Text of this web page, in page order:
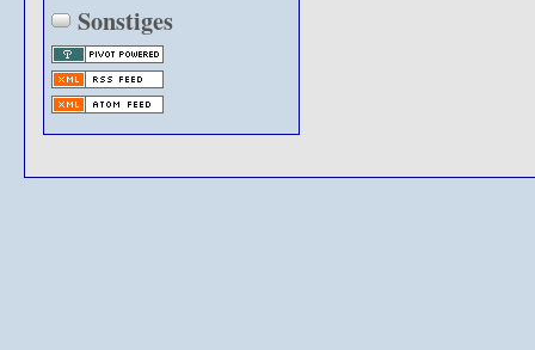
Sonstiges